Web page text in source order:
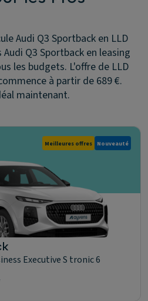
Audi Q3 Sportback en LLD
Q3 Sportback en leasing
les budgets. L'offre de LLD
à partir de 689 €.
maintenant.
Meilleures offres Nouveauté
Executive S tronic 6